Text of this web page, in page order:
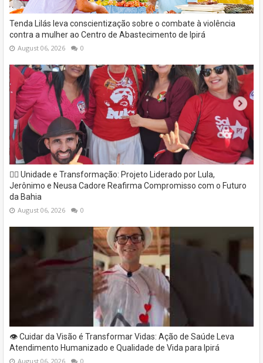
Tenda Lilás leva conscientização sobre o combate à violência
contra a mulher ao Centro de Abastecimento de Ipirá
August 06, 2026 0
✊🏽 Unidade e Transformação: Projeto Liderado por Lula,
Jerônimo e Neusa Cadore Reafirma Compromisso com o Futuro
da Bahia
August 06, 2026 0
👁️ Cuidar da Visão é Transformar Vidas: Ação de Saúde Leva
Atendimento Humanizado e Qualidade de Vida para Ipirá
August 06, 2026 0